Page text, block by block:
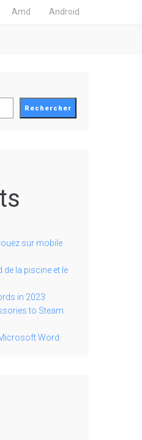
Amd Android
Rechercher
sur mobile
de la piscine et le
in 2023
to Steam
Word